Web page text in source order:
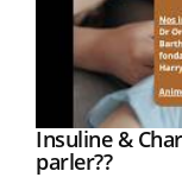
Youtube
Insuline &
parler??